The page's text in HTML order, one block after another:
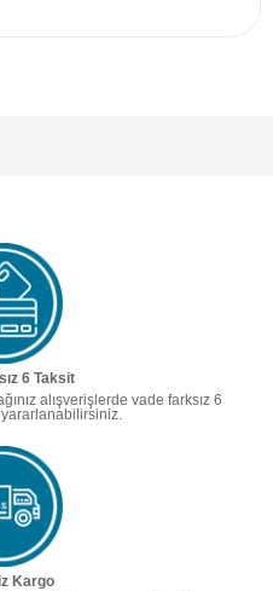
6 Taksit
alışverişlerde vade farksız 6
Kargo